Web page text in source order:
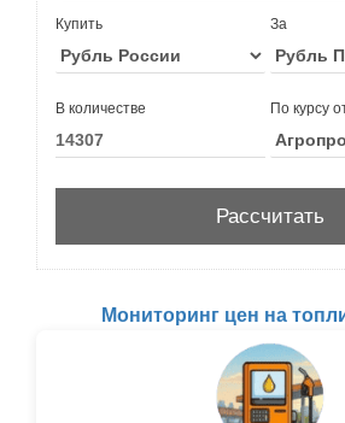
Купить За
В количестве По курсу
Мониторинг цен на